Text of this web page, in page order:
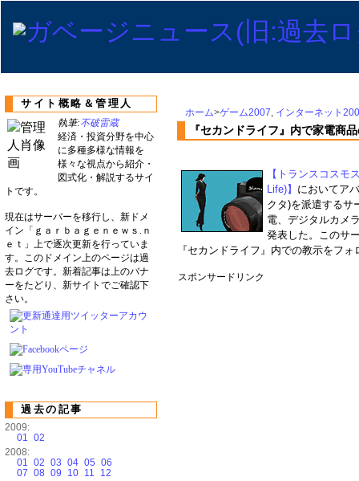
ホーム>ゲーム2007, インターネット
『セカンドライフ』内で家電商
【トランスコスモ
Life)】 においてア
クタ)を派遣するサ
電、デジタルカメ
発表した。このサ
『セカンドライフ』内での教示をフ
スポンサードリンク
サイト概略＆管理人
執筆:不破雷蔵
経済・投資分野を中心
に多種多様な情報を
様々な視点から紹介・
図式化・解説するサイ
トです。
現在はサーバーを移行し、新ドメ
イン「ｇａｒｂａｇｅｎｅｗｓ.ｎ
ｅｔ」上で逐次更新を行っていま
す。このドメイン上のページは過
去ログです。新着記事は上のバナ
ーをたどり、新サイトでご確認下
さい。
過去の記事
2009:
01 02
2008:
01 02 03 04 05 06
07 08 09 10 11
12